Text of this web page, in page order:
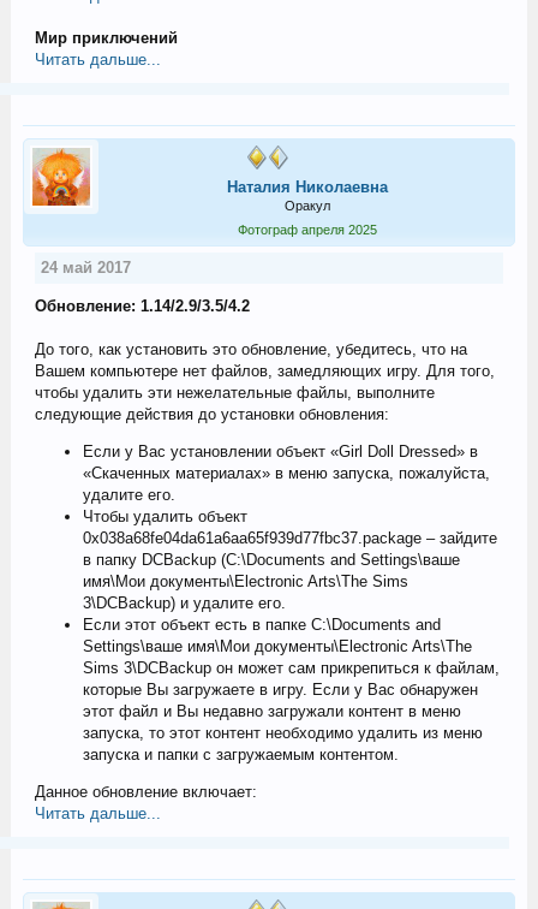
Мир приключений
Читать дальше...
Наталия Николаевна
Оракул
Фотограф апреля 2025
24 май 2017
Обновление: 1.14/2.9/3.5/4.2
До того, как установить это обновление, убедитесь, что на
Вашем компьютере нет файлов, замедляющих игру. Для того,
чтобы удалить эти нежелательные файлы, выполните
следующие действия до установки обновления:
Если у Вас установлении объект «Girl Doll Dressed» в
«Скаченных материалах» в меню запуска, пожалуйста,
удалите его.
Чтобы удалить объект
0x038a68fe04da61a6aa65f939d77fbc37.package – зайдите
в папку DCBackup (С:\Documents and Settings\ваше
имя\Мои документы\Electronic Arts\The Sims
3\DCBackup) и удалите его.
Если этот объект есть в папке С:\Documents and
Settings\ваше имя\Мои документы\Electronic Arts\The
Sims 3\DCBackup он может сам прикрепиться к файлам,
которые Вы загружаете в игру. Если у Вас обнаружен
этот файл и Вы недавно загружали контент в меню
запуска, то этот контент необходимо удалить из меню
запуска и папки с загружаемым контентом.
Данное обновление включает:
Читать дальше...